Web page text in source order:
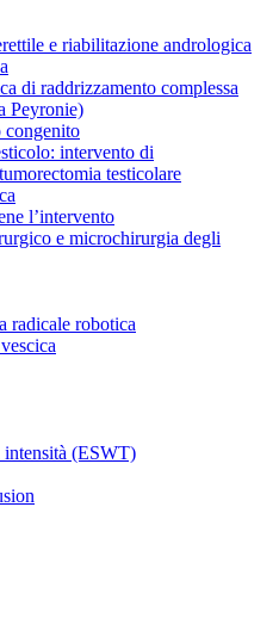
e riabilitazione andrologica
di raddrizzamento complessa
Peyronie)
congenito
intervento di
testicolare
l’intervento
e microchirurgia degli
radicale robotica
intensità (ESWT)